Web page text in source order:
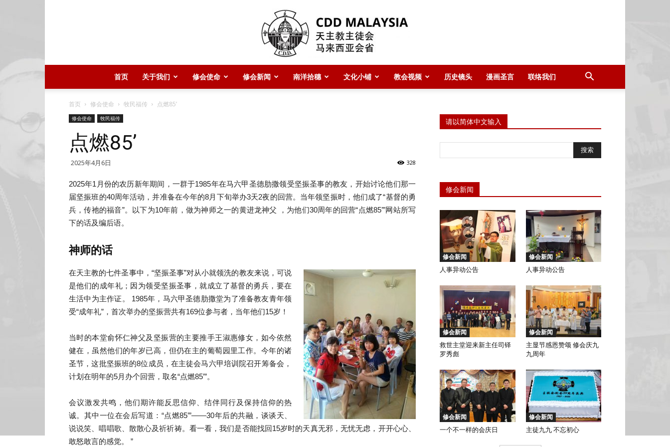
CDD
会
马
首页 关于我们 修会使命 修会新闻 南洋拾穗 文化小铺 教会视频 历史镜头 漫画圣言 联络我们
首页 修会使命 牧民福传 点燃85’
修会使命 牧民福传
点燃85’
2025年4月6日 328
2025年1月份的农历新年期间，一群于1985年在马六甲圣德肋撒领受坚振圣事的教友，开始讨论他们那一
届坚振班的40周年活动，并准备在今年的8月下旬举办3天2夜的回营。当年领坚振时，他们成了“基督的勇
兵，传祂的福音”。以下为10年前，做为神师之一的黄进龙神父 ，为他们30周年的回营“点燃85’”网站所写
下的话及编后语。
神师的话
在天主教的七件圣事中，“坚振圣事”对从小就领洗的教友来说，可说
是他们的成年礼；因为领受坚振圣事，就成立了基督的勇兵，要在
生活中为主作证。 1985年，马六甲圣德肋撒堂为了准备教友青年领
受“成年礼”，首次举办的坚振营共有169位参与者，当年他们15岁！
当时的本堂俞怀仁神父及坚振营的主要推手王淑惠修女，如今依然
健在，虽然他们的年岁已高，但仍在主的葡萄园里工作。今年的诸
圣节，这批坚振班的8位成员，在主徒会马六甲培训院召开筹备会，
计划在明年的5月办个回营，取名“点燃85’”。
会议激发共鸣，他们期许能反思信仰、结伴同行及保持信仰的热
诚。其中一位在会后写道：“点燃85’”――30年后的共融，谈谈天、
说说笑、唱唱歌、散散心及祈祈祷。看一看，我们是否能找回15岁时的天真无邪，无忧无虑，开开心心、
敢怒敢言的感觉。 ”
请以简体中文输入
修会新闻
修会新闻
人事异动公告
修会新闻
人事异动公告
修会新闻
救世主堂迎来新主任司铎
罗秀彪
修会新闻
主显节感恩赞颂 修会庆九
九周年
修会新闻
一个不一样的会庆日
修会新闻
主徒九九 不忘初心